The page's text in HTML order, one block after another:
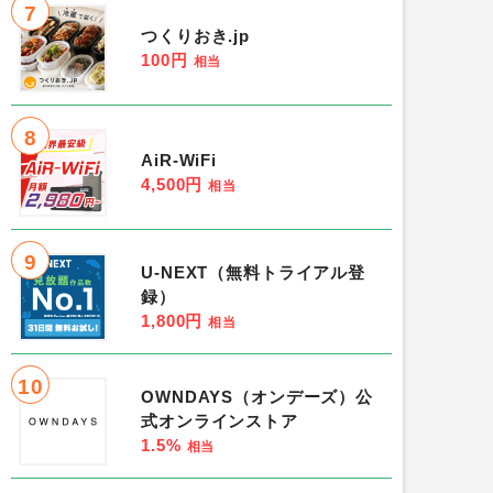
7
つくりおき.jp
100円 相当
8
AiR-WiFi
4,500円 相当
9
U-NEXT（無料トライアル登
録）
1,800円 相当
10
OWNDAYS（オンデーズ）公
式オンラインストア
1.5% 相当